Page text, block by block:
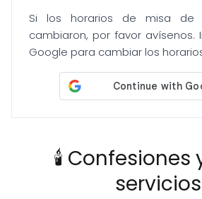
Si los horarios de misa de
cambiaron, por favor avísenos.
Google para cambiar los
🕯️ Confesiones
servicios